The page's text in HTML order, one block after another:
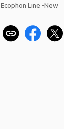
Ecophon Line -New